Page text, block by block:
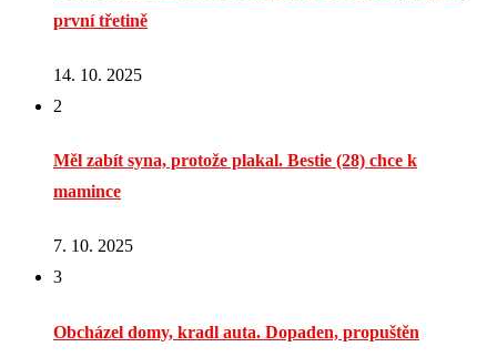
první třetině
14. 10. 2025
2
Měl zabít syna, protože plakal. Bestie (28) chce k
mamince
7. 10. 2025
3
Obcházel domy, kradl auta. Dopaden, propuštěn